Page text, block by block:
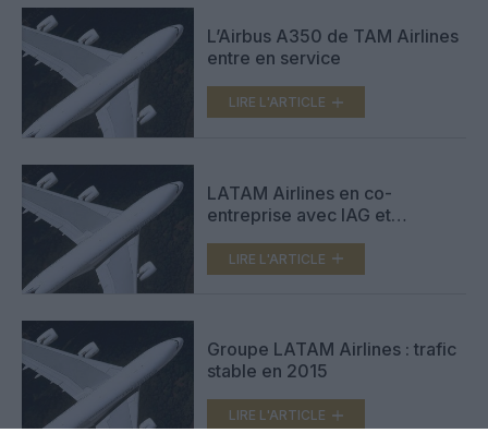
L’Airbus A350 de TAM Airlines
entre en service
LIRE L'ARTICLE
LATAM Airlines en co-
entreprise avec IAG et
LIRE L'ARTICLE
Groupe LATAM Airlines : trafic
stable en 2015
LIRE L'ARTICLE